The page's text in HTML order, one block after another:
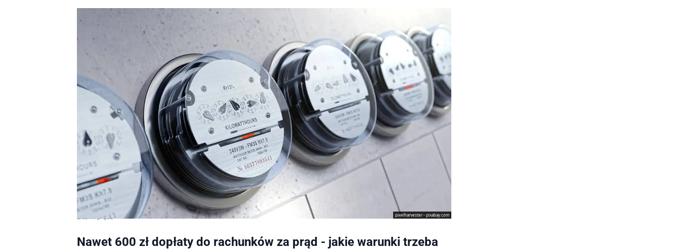
pixelharvester - pixabay.com
Licznik prądu
Nawet 600 zł dopłaty do rachunków za prąd - jakie warunki trzeba